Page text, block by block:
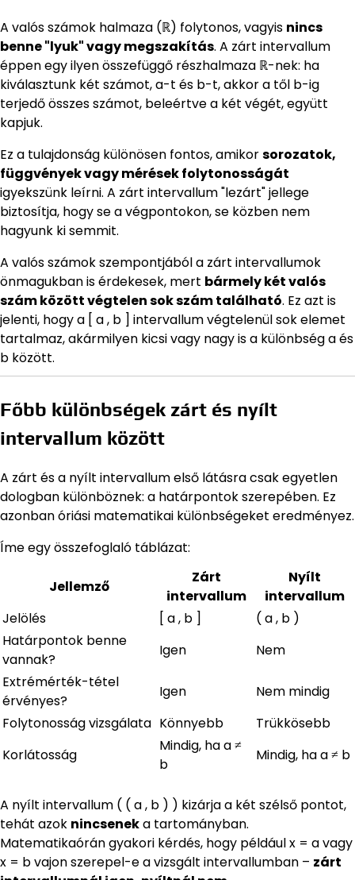
A valós számok halmaza (ℝ) folytonos, vagyis nincs
benne "lyuk" vagy megszakítás. A zárt intervallum
éppen egy ilyen összefüggő részhalmaza ℝ-nek: ha
kiválasztunk két számot, a-t és b-t, akkor a től b-ig
terjedő összes számot, beleértve a két végét, együtt
kapjuk.
Ez a tulajdonság különösen fontos, amikorsorozatok,
függvények vagy mérések folytonosságát
igyekszünk leírni. A zárt intervallum "lezárt" jellege
biztosítja, hogy se a végpontokon, se közben nem
hagyunk ki semmit.
A valós számok szempontjából a zárt intervallumok
önmagukban is érdekesek, mert bármely két valós
szám között végtelen sok szám található. Ez azt is
jelenti, hogy a [ a , b ] intervallum végtelenül sok elemet
tartalmaz, akármilyen kicsi vagy nagy is a különbség a és
b között.
Főbb különbségek zárt és nyílt
intervallum között
A zárt és a nyílt intervallum első látásra csak egyetlen
dologban különböznek: a határpontok szerepében. Ez
azonban óriási matematikai különbségeket eredményez.
Íme egy összefoglaló táblázat:
Jellemző
Zárt
intervallum
Nyílt
intervallum
Jelölés
[ a , b ]
( a , b )
Határpontok benne
vannak?
Igen
Nem
Extrémérték-tétel
érvényes?
Igen
Nem mindig
Folytonosság vizsgálata Könnyebb
Trükkösebb
Korlátosság
Mindig, ha a ≠
b
Mindig, ha a ≠ b
A nyílt intervallum ( ( a , b ) ) kizárja a két szélső pontot,
tehát azok nincseneka tartományban.
Matematikaórán gyakori kérdés, hogy például x = a vagy
x = b vajon szerepel-e a vizsgált intervallumban – zárt